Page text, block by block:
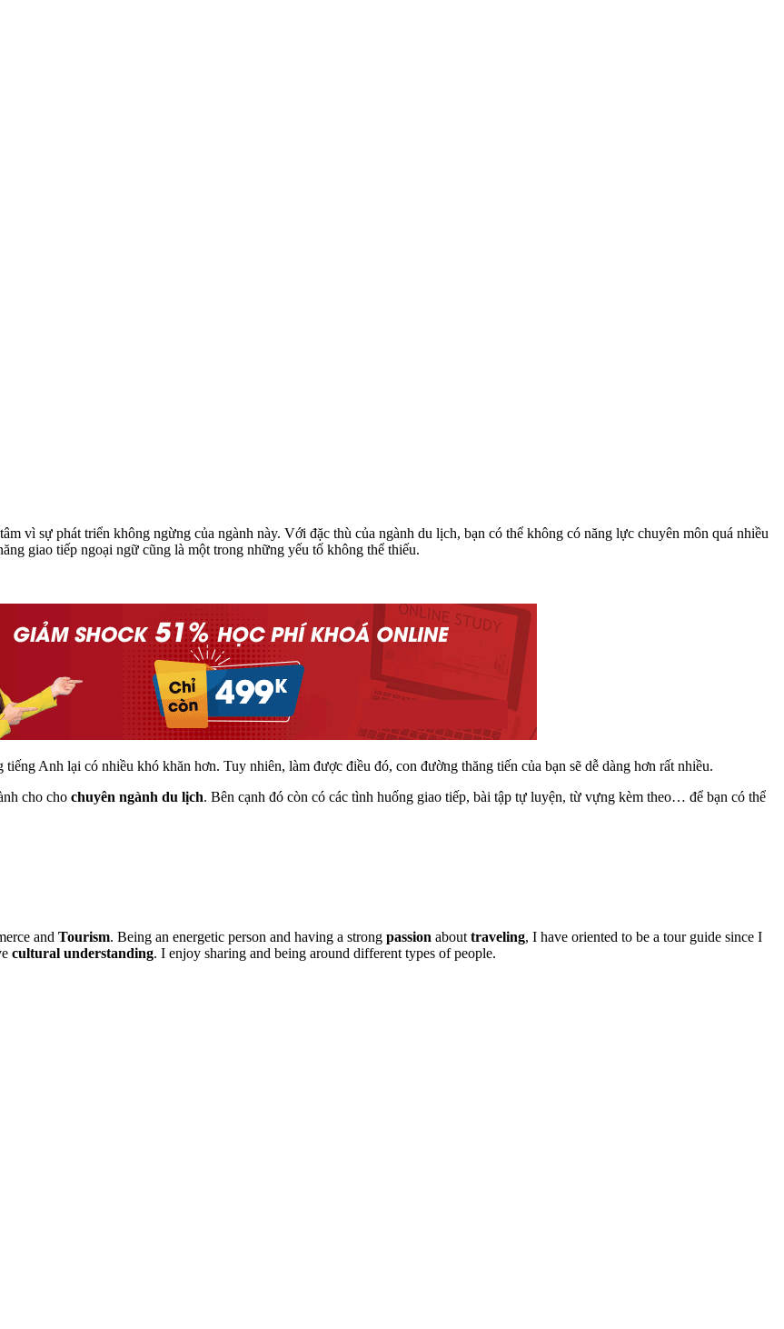
vì sự phát triển không ngừng của ngành này. Với đặc thù của ngành du lịch, bạn có thể không có năng lực chuyên môn quá nhiều
giao tiếp ngoại ngữ cũng là một trong những yếu tố không thể thiếu.
Anh lại có nhiều khó khăn hơn. Tuy nhiên, làm được điều đó, con đường thăng tiến của bạn sẽ dễ dàng hơn rất nhiều.
cho cho chuyên ngành du lịch. Bên cạnh đó còn có các tình huống giao tiếp, bài tập tự luyện, từ vựng kèm theo… để bạn có thể
and Tourism. Being an energetic person and having a strong passion about traveling, I have oriented to be a tour guide since I
cultural understanding. I enjoy sharing and being around different types of people.